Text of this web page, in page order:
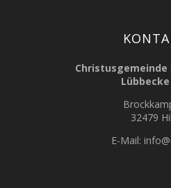
Christusgemeinde
Lübbecke
32479
E-Mail: